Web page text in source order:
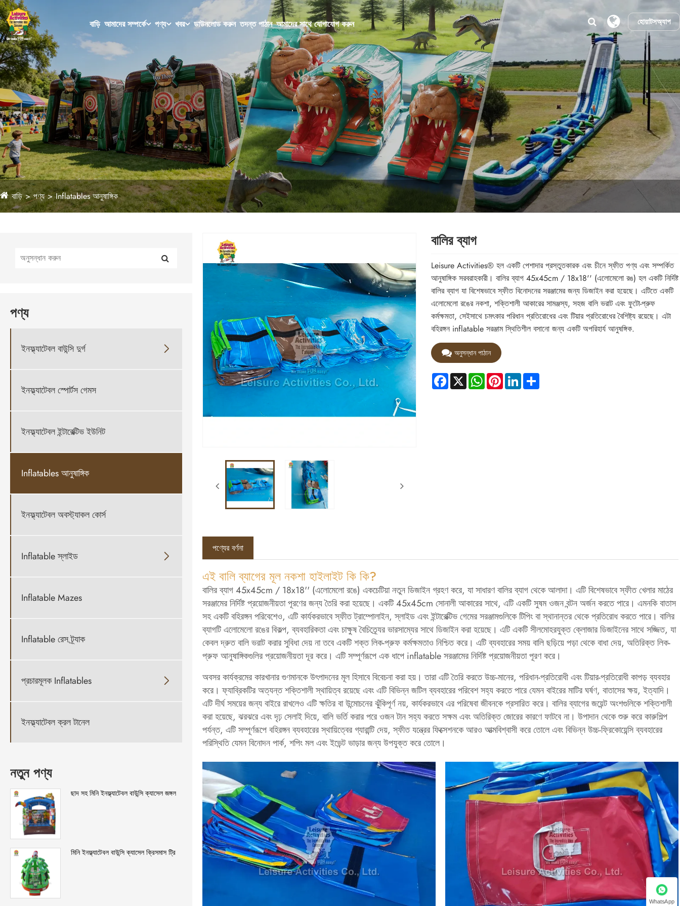
হোয়াটসঅ্যাপ
বাড়ি আমাদের সম্পর্কে পণ্য খবর ডাউনলোড করুন তদন্ত পাঠান আমাদের সাথে যোগাযোগ করুন
বাড়ি পণ্য Inflatables আনুষাঙ্গিক
পণ্য
ইনফ্ল্যাটেবল বাউন্সি দুর্গ 
ইনফ্ল্যাটেবল স্পোর্টস গেমস
ইনফ্ল্যাটেবল ইন্টারেক্টিভ ইউনিট
Inflatables আনুষাঙ্গিক
ইনফ্ল্যাটেবল অবস্ট্যাকল কোর্স
Inflatable স্লাইড 
Inflatable Mazes
Inflatable রেস ট্র্যাক
প্রচারমূলক Inflatables 
ইনফ্ল্যাটেবল ক্রল টানেল
নতুন পণ্য
ছাদ সহ মিনি ইনফ্ল্যাটেবল বাউন্সি ক্যাসেল জঙ্গল
মিনি ইনফ্ল্যাটেবল বাউন্সি ক্যাসেল ক্রিসমাস ট্রি
বালির ব্যাগ
Leisure Activities® হল একটি পেশাদার প্রস্তুতকারক এবং চীনে স্ফীত পণ্য এবং সম্পর্কিত
আনুষাঙ্গিক সরবরাহকারী। বালির ব্যাগ 45x45cm / 18x18'' (এলোমেলো রঙ) হল একটি নির্দিষ্ট
বালির ব্যাগ যা বিশেষভাবে স্ফীত বিনোদনের সরঞ্জামের জন্য ডিজাইন করা হয়েছে। এটিতে একটি
এলোমেলো রঙের নকশা, শক্তিশালী আকারের সামঞ্জস্য, সহজ বালি ভরাট এবং ফুটো-প্রুফ
কর্মক্ষমতা, সেইসাথে চমৎকার পরিধান প্রতিরোধের এবং টিয়ার প্রতিরোধের বৈশিষ্ট্য রয়েছে। এটা
বহিরঙ্গন inflatable সরঞ্জাম স্থিতিশীল বসানো জন্য একটি অপরিহার্য আনুষঙ্গিক.
অনুসন্ধান পাঠান
Facebook
X WhatsApp
PinterestLinkedInShare
পণ্যের বর্ণনা
এই বালি ব্যাগের মূল নকশা হাইলাইট কি কি?
বালির ব্যাগ 45x45cm / 18x18'' (এলোমেলো রঙে) একচেটিয়া নতুন ডিজাইন গ্রহণ করে, যা সাধারণ বালির ব্যাগ থেকে আলাদা। এটি বিশেষভাবে স্ফীত খেলার মাঠের
সরঞ্জামের নির্দিষ্ট প্রয়োজনীয়তা পূরণের জন্য তৈরি করা হয়েছে। একটি 45x45cm সোনালী আকারের সাথে, এটি একটি সুষম ওজন বন্টন অর্জন করতে পারে। এমনকি বাতাস
সহ একটি বহিরঙ্গন পরিবেশেও, এটি কার্যকরভাবে স্ফীত ট্রাম্পোলাইন, স্লাইড এবং ইন্টারেক্টিভ গেমের সরঞ্জামগুলিকে টিপিং বা স্থানান্তর থেকে প্রতিরোধ করতে পারে। বালির
ব্যাগটি এলোমেলো রঙের বিকল্প, ব্যবহারিকতা এবং চাক্ষুষ বৈচিত্র্যের ভারসাম্যের সাথে ডিজাইন করা হয়েছে। এটি একটি সীলমোহরযুক্ত ক্লোজার ডিজাইনের সাথে সজ্জিত, যা
কেবল দ্রুত বালি ভরাট করার সুবিধা দেয় না তবে একটি শক্ত লিক-প্রুফ কর্মক্ষমতাও নিশ্চিত করে। এটি ব্যবহারের সময় বালি ছড়িয়ে পড়া থেকে বাধা দেয়, অতিরিক্ত লিক-
প্রুফ আনুষাঙ্গিকগুলির প্রয়োজনীয়তা দূর করে। এটি সম্পূর্ণরূপে এক ধাপে inflatable সরঞ্জামের নির্দিষ্ট প্রয়োজনীয়তা পূরণ করে।
অবসর কার্যক্রমের কারখানার গুণমানকে উৎপাদনের মূল হিসাবে বিবেচনা করা হয়। তারা এটি তৈরি করতে উচ্চ-মানের, পরিধান-প্রতিরোধী এবং টিয়ার-প্রতিরোধী কাপড় ব্যবহার
করে। ফ্যাব্রিকটির অত্যন্ত শক্তিশালী স্থায়িত্ব রয়েছে এবং এটি বিভিন্ন জটিল ব্যবহারের পরিবেশ সহ্য করতে পারে যেমন বাইরের মাটির ঘর্ষণ, বাতাসের ক্ষয়, ইত্যাদি।
এটি দীর্ঘ সময়ের জন্য বাইরে রাখলেও এটি ক্ষতির বা উন্মোচনের ঝুঁকিপূর্ণ নয়, কার্যকরভাবে এর পরিষেবা জীবনকে প্রসারিত করে। বালির ব্যাগের জয়েন্ট অংশগুলিকে শক্তিশালী
করা হয়েছে, ঝরঝরে এবং দৃঢ় সেলাই দিয়ে, বালি ভর্তি করার পরে ওজন টান সহ্য করতে সক্ষম এবং অতিরিক্ত জোরের কারণে ফাটবে না। উপাদান থেকে শুরু করে কারুশিল্প
পর্যন্ত, এটি সম্পূর্ণরূপে বহিরঙ্গন ব্যবহারের স্থায়িত্বের গ্যারান্টি দেয়, স্ফীত যন্ত্রের ফিক্সেশনকে আরও আত্মবিশ্বাসী করে তোলে এবং বিভিন্ন উচ্চ-ফ্রিকোয়েন্সি ব্যবহারের
পরিস্থিতি যেমন বিনোদন পার্ক, শপিং মল এবং ইভেন্ট ভাড়ার জন্য উপযুক্ত করে তোলে।
WhatsApp